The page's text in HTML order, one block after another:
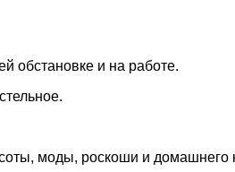
обстановке и на работе.
моды, роскоши и домашнего